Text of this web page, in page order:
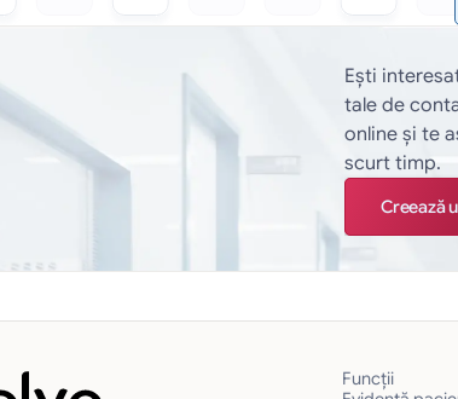
Ești
tale de
online și te
scurt timp.
Creează
Funcții